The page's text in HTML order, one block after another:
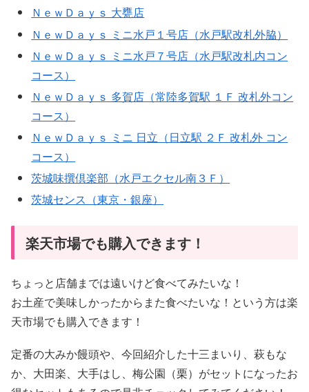
ＮｅｗＤａｙｓ 大甕店
ＮｅｗＤａｙｓ ミニ水戸１号店（水戸駅改札外脇）
ＮｅｗＤａｙｓ ミニ水戸７号店（水戸駅改札内コン
コース）
ＮｅｗＤａｙｓ 多賀店（常陸多賀駅 １Ｆ 改札外コン
コース）
ＮｅｗＤａｙｓ ミニ 日立（日立駅 ２Ｆ 改札外 コン
コース）
茨城味撰倶楽部（水戸エクセル南３Ｆ）
茨城センス（東京・銀座）
楽天市場でも購入できます！
ちょっと店舗までは遠いけど食べてみたいな！
お土産で美味しかったからまた食べたいな！という方は楽
天市場でも購入できます！
定番の大みか饅頭や、今回紹介した十三まいり、萩もな
か、大田楽、大手はし、梅公園（栗）がセットになったお